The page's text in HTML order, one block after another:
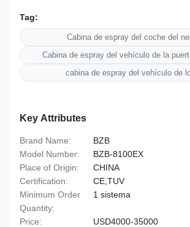
Tag:
Cabina de espray del coche del
Cabina de espray del vehículo de la
cabina de espray del vehículo de
Key Attributes
Brand Name:
BZB
Model Number:
BZB-8100EX
Place of Origin:
CHINA
Certification:
CE,TUV
Minimum Order
Quantity:
1 sistema
Price:
USD4000-35000